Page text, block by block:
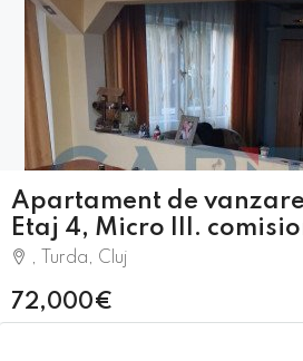
Apartament de
Etaj 4, Micro III.
, Turda, Cluj
72,000€